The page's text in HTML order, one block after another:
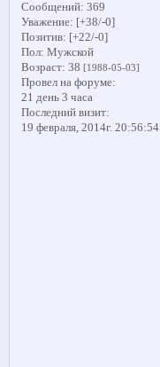
Сообщений: 369
Уважение: [+38/-0]
Позитив: [+22/-0]
Пол: Мужской
Возраст: 38 [1988-05-03]
Провел на форуме:
21 день 3 часа
Последний визит:
19 февраля, 2014г. 20:56:54